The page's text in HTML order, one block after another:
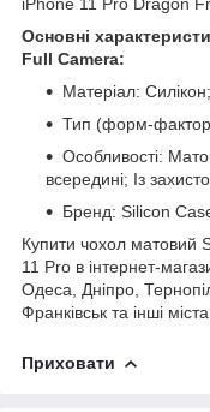
Основні
Full Camera:
Матеріал: Силікон;
Тип (форм-
Особливості:
всередині; Із
Бренд: Silicon
Купити чохол матовий
11 Pro в інтернет-
Одеса, Дніпро,
Франківськ та інші
Приховати